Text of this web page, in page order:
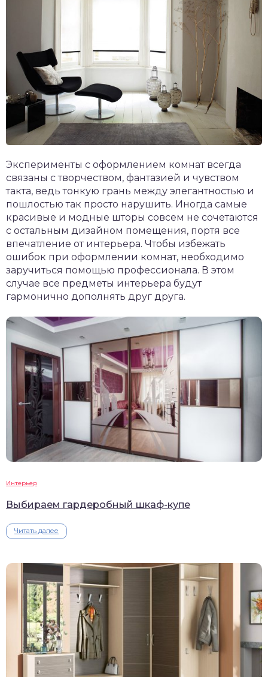
Эксперименты с оформлением комнат всегда
связаны с творчеством, фантазией и чувством
такта, ведь тонкую грань между элегантностью и
пошлостью так просто нарушить. Иногда самые
красивые и модные шторы совсем не сочетаются
с остальным дизайном помещения, портя все
впечатление от интерьера. Чтобы избежать
ошибок при оформлении комнат, необходимо
заручиться помощью профессионала. В этом
случае все предметы интерьера будут
гармонично дополнять друг друга.
Интерьер
Выбираем гардеробный шкаф-купе
Читать далее